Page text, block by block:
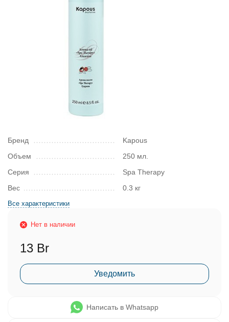
Бренд
Kapous
Объем
250 мл.
Серия
Spa Therapy
Вес
0.3 кг
Все характеристики
Нет в наличии
13 Br
Уведомить
Написать в Whatsapp